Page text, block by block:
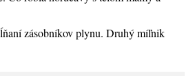
zásobníkov plynu. Druhý míľnik